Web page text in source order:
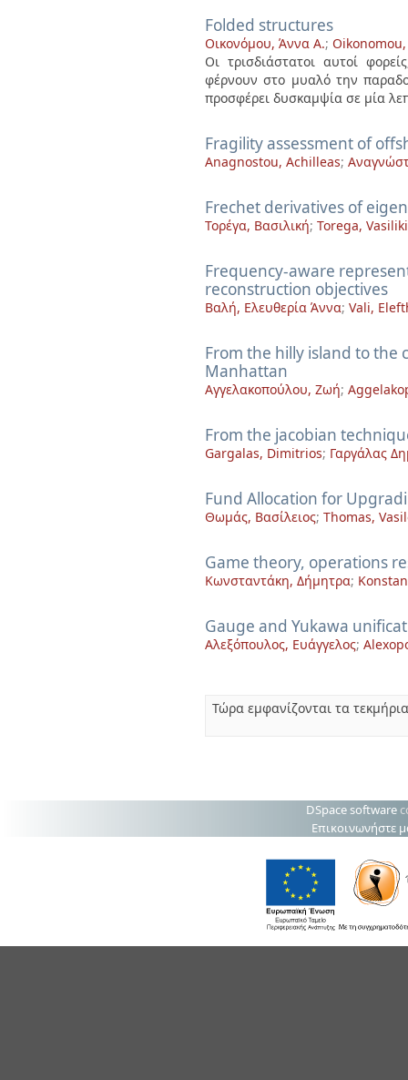
Folded structures
Οικονόμου, Άννα Α.;
Οι τρισδιάστατοι αυτοί
φέρνουν στο μυαλό την
προσφέρει δυσκαμψία σε μία
Fragility assessment of
Anagnostou, Achilleas;
Frechet derivatives of
Τορέγα, Βασιλική; Torega, Vasiliki
Frequency-aware
reconstruction objectives
Βαλή, Ελευθερία Άννα; Vali,
From the hilly island to the
Manhattan
Αγγελακοπούλου, Ζωή;
From the jacobian
Gargalas, Dimitrios; Γαργάλας
Fund Allocation for
Θωμάς, Βασίλειος; Thomas,
Game theory, operations
Κωνσταντάκη, Δήμητρα;
Gauge and Yukawa
Αλεξόπουλος, Ευάγγελος;
Τώρα εμφανίζονται τα
DSpace software
Επικοινωνήστε